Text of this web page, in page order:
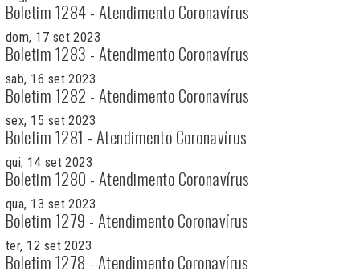
Boletim 1284 - Atendimento Coronavírus
dom, 17 set 2023
Boletim 1283 - Atendimento Coronavírus
sab, 16 set 2023
Boletim 1282 - Atendimento Coronavírus
sex, 15 set 2023
Boletim 1281 - Atendimento Coronavírus
qui, 14 set 2023
Boletim 1280 - Atendimento Coronavírus
qua, 13 set 2023
Boletim 1279 - Atendimento Coronavírus
ter, 12 set 2023
Boletim 1278 - Atendimento Coronavírus